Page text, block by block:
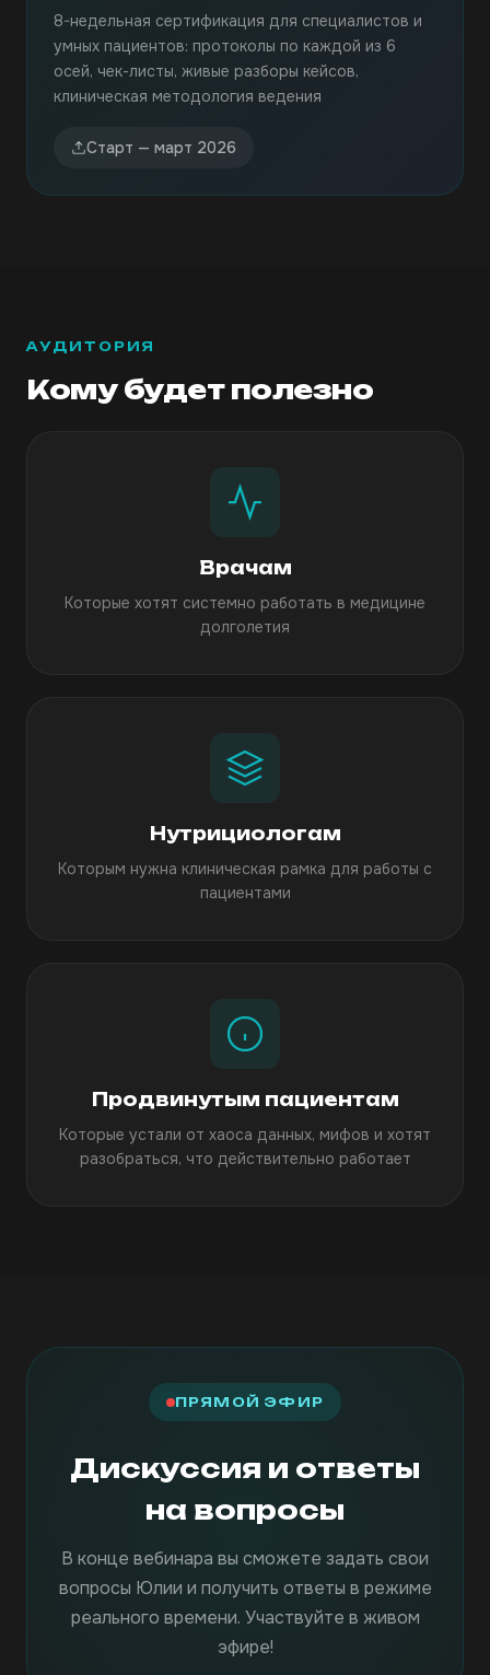
8-недельная сертификация для специалистов и
умных пациентов: протоколы по каждой из 6
осей, чек-листы, живые разборы кейсов,
клиническая методология ведения
Старт — март 2026
АУДИТОРИЯ
Кому будет полезно
Врачам
Которые хотят системно работать в медицине
долголетия
Нутрициологам
Которым нужна клиническая рамка для работы с
пациентами
Продвинутым пациентам
Которые устали от хаоса данных, мифов и хотят
разобраться, что действительно работает
ПРЯМОЙ ЭФИР
Дискуссия и ответы
на вопросы
В конце вебинара вы сможете задать свои
вопросы Юлии и получить ответы в режиме
реального времени. Участвуйте в живом
эфире!